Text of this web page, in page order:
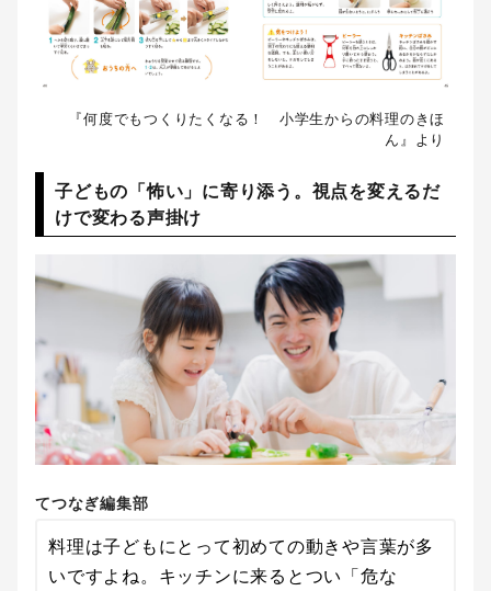
『何度でもつくりたくなる！ 小学生からの料理のきほ
ん』より
子どもの「怖い」に寄り添う。視点を変えるだ
けで変わる声掛け
てつなぎ編集部
料理は子どもにとって初めての動きや言葉が多
いですよね。キッチンに来るとつい「危な